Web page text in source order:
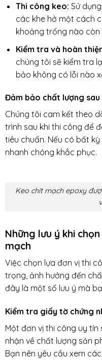
Thi công keo: Sử
các khe hở một cách
khoảng trống nào còn
Kiểm tra và hoàn
chúng tôi sẽ kiểm tra
bảo không có lỗi nào
Đảm bảo chất lượng
Chúng tôi cam kết theo
trình sau khi thi công để
tiêu chuẩn. Nếu có bất
nhanh chóng khắc phục.
Keo chít mạch epoxy
Những lưu ý khi
mạch
Việc chọn lựa đơn vị thi
trọng, ảnh hưởng đến
đây là một số lưu ý mà
Kiểm tra giấy tờ chứng
Một đơn vị thi công uy
nhận về chất lượng sản
Bạn nên yêu cầu xem